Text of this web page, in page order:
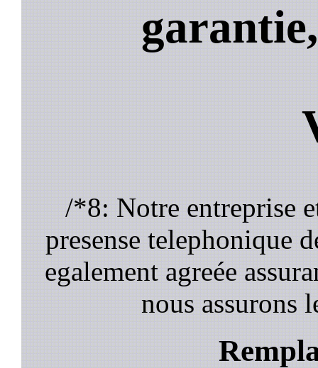
garantie,
/*8: Notre entreprise
presense telephonique
egalement agreée
nous assurons